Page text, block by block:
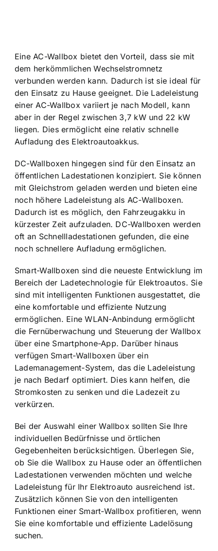
Eine AC-Wallbox bietet den Vorteil, dass sie mit
dem herkömmlichen Wechselstromnetz
verbunden werden kann. Dadurch ist sie ideal für
den Einsatz zu Hause geeignet. Die Ladeleistung
einer AC-Wallbox variiert je nach Modell, kann
aber in der Regel zwischen 3,7 kW und 22 kW
liegen. Dies ermöglicht eine relativ schnelle
Aufladung des Elektroautoakkus.
DC-Wallboxen hingegen sind für den Einsatz an
öffentlichen Ladestationen konzipiert. Sie können
mit Gleichstrom geladen werden und bieten eine
noch höhere Ladeleistung als AC-Wallboxen.
Dadurch ist es möglich, den Fahrzeugakku in
kürzester Zeit aufzuladen. DC-Wallboxen werden
oft an Schnellladestationen gefunden, die eine
noch schnellere Aufladung ermöglichen.
Smart-Wallboxen sind die neueste Entwicklung im
Bereich der Ladetechnologie für Elektroautos. Sie
sind mit intelligenten Funktionen ausgestattet, die
eine komfortable und effiziente Nutzung
ermöglichen. Eine WLAN-Anbindung ermöglicht
die Fernüberwachung und Steuerung der Wallbox
über eine Smartphone-App. Darüber hinaus
verfügen Smart-Wallboxen über ein
Lademanagement-System, das die Ladeleistung
je nach Bedarf optimiert. Dies kann helfen, die
Stromkosten zu senken und die Ladezeit zu
verkürzen.
Bei der Auswahl einer Wallbox sollten Sie Ihre
individuellen Bedürfnisse und örtlichen
Gegebenheiten berücksichtigen. Überlegen Sie,
ob Sie die Wallbox zu Hause oder an öffentlichen
Ladestationen verwenden möchten und welche
Ladeleistung für Ihr Elektroauto ausreichend ist.
Zusätzlich können Sie von den intelligenten
Funktionen einer Smart-Wallbox profitieren, wenn
Sie eine komfortable und effiziente Ladelösung
suchen.